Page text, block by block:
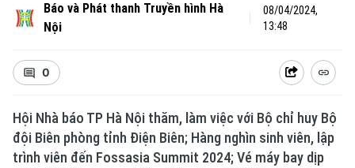
Báo và Phát thanh Truyền hình Hà
Nội
08/04/2024,
13:48
0
Hội Nhà báo TP Hà Nội thăm, làm việc với Bộ chỉ huy Bộ
đội Biên phòng tỉnh Điện Biên; Hàng nghìn sinh viên, lập
trình viên đến Fossasia Summit 2024; Vé máy bay dịp